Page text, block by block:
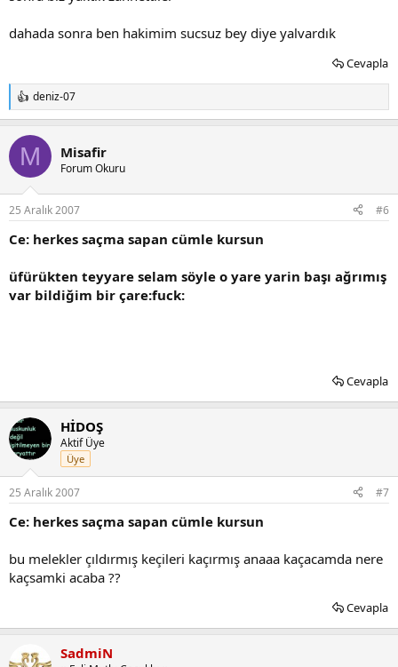
dahada sonra ben hakimim sucsuz bey diye yalvardık
Cevapla
T
e
k
l
:
deniz-07
M Misafir
Forum Okuru
25 Aralık 2007 #6
Ce: herkes saçma sapan cümle kursun
üfürükten teyyare selam söyle o yare yarin başı ağrımış
var bildiğim bir çare:fuck:
Cevapla
HİDOŞ
Aktif Üye
Üye
25 Aralık 2007 #7
Ce: herkes saçma sapan cümle kursun
bu melekler çıldırmış keçileri kaçırmış anaaa kaçacamda nere
kaçsamki acaba ??
Cevapla
SadmiN